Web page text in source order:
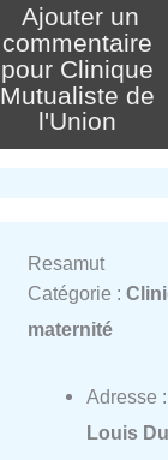
Ajouter un
commentaire
pour Clinique
Mutualiste de
l'Union
Resamut
Catégorie :
maternité
Adresse :
Louis